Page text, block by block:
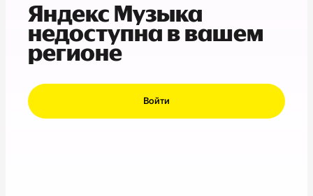
Яндекс Музыка
недоступна в вашем
регионе
Войти